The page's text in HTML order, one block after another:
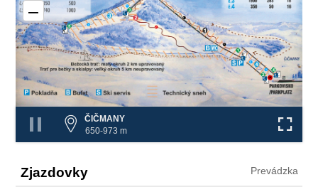
2
3
4
1
1
❌
❌
❌
❌
❌
–
ČIČMANY
650-973 m
Zjazdovky Prevádzka